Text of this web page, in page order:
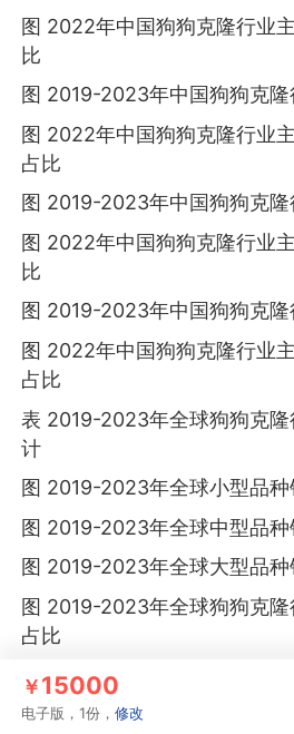
图 2022年中国狗狗克隆行业
比
图 2019-2023年中国狗狗克隆
图 2022年中国狗狗克隆行业
占比
图 2019-2023年中国狗狗克
图 2022年中国狗狗克隆行业
比
图 2019-2023年中国狗狗克隆
图 2022年中国狗狗克隆行业
占比
表 2019-2023年全球狗狗克
计
图 2019-2023年全球小型品
图 2019-2023年全球中型品
图 2019-2023年全球大型品
图 2019-2023年全球狗狗克
占比
表 2019-2023年全球狗狗克
统计
￥15000
电子版，1份，修改